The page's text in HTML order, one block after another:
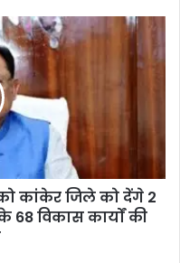
कांकेर जिले को देंगे 2
विकास कार्यों की